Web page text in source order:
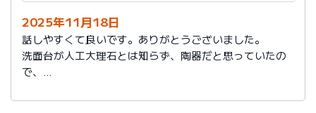
2025年11月18日
話しやすくて良いです。ありがとうございました。
洗面台が人工大理石とは知らず、陶器だと思っていたの
で、